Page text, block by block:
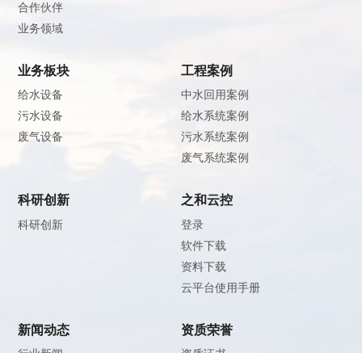
合作伙伴
业务领域
资质荣誉
业务板块
给水设备
污水设备
废气设备
工程案例
中水回用案例
给水系统案例
污水系统案例
废气系统案例
科研创新
科研创新
新闻动态
之和云控
登录
软件下载
资料下载
云平台使用手册